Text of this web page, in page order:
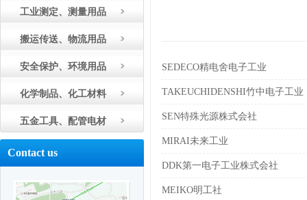
工业测定、测量用品
搬运传送、物流用品
安全保护、环境用品
化学制品、化工材料
五金工具、配管电材
Contact us
SEDECO精电舍电子工业
TAKEUCHIDENSHI竹中电子工业
SEN特殊光源株式会社
MIRAI未来工业
DDK第一电子工业株式会社
MEIKO明工社